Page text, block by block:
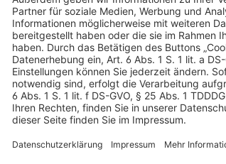
Aktenvernichter Powershred®